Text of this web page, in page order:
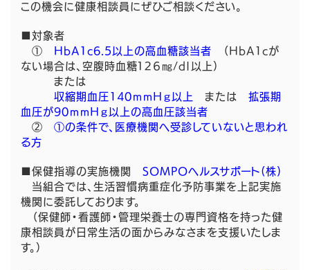
この機会に健康相談員にぜひご相談ください。
■対象者
①
HbA1c6.5以上の高血糖該当者 （HbA1cが
ない場合は、空腹時血糖１２６㎎/dｌ以上）
または
収縮期血圧140ｍｍＨｇ以上
または 拡張期
血圧が90ｍｍＨｇ以上の高血圧該当者
② ①の条件で、医療機関へ受診していないと思われ
る方
■保健指導の実施機関 SOMPOヘルスサポート(株)
当組合では、生活習慣病重症化予防事業を上記実施
機関に委託しております。
（保健師・看護師・管理栄養士の専門資格を持った健
康相談員が日常生活の面からみなさまを支援いたしま
す。）